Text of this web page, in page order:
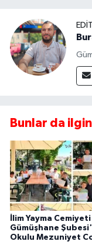
Bunlar da
İlim Yayma Cemiyeti
Gümüşhane
Okulu Mezuniyet